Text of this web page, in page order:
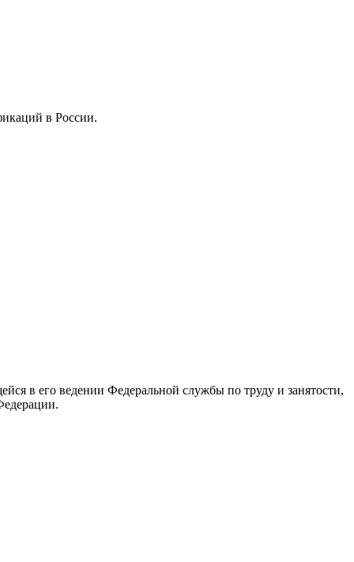
в России.
в его ведении Федеральной службы по труду и занятости,